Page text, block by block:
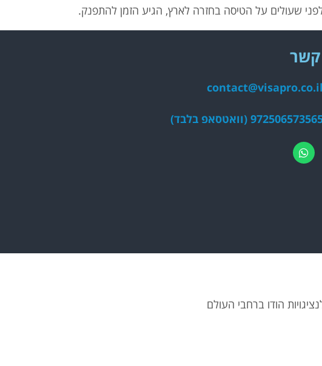
קשר
contact@visapro.co.il
(וואטסאפ בלבד)
הודו ברחבי העולם